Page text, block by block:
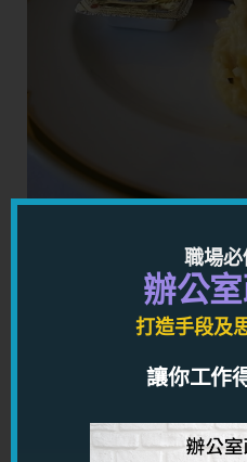
助早餐如果吃得下的話，
Trigger 到我想到這個問
店自助早餐時，我的客
候，她的男朋友說："嘩
職場必
辦公
打造手段及
讓你工作